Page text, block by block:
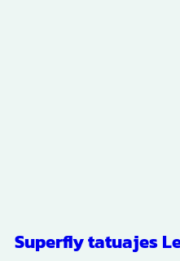
Superfly tatuajes